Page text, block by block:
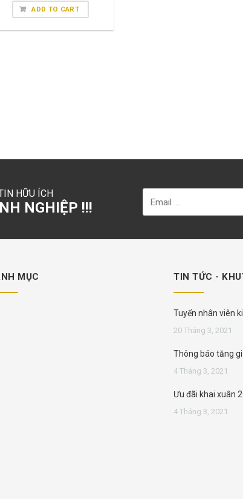
ADD TO CART
HỮU ÍCH
NGHIỆP !!!
MỤC TIN TỨC -
Tuyển nhân viên
20 Tháng 3, 2021
Thông báo tăng
4 Tháng 3, 2021
Ưu đãi khai xuân
4 Tháng 3, 2021